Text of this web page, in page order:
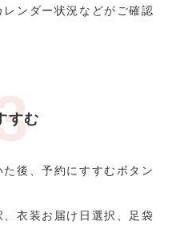
ンダー状況などがご確認
すむ
後、予約にすすむボタン
衣装お届け日選択、足袋